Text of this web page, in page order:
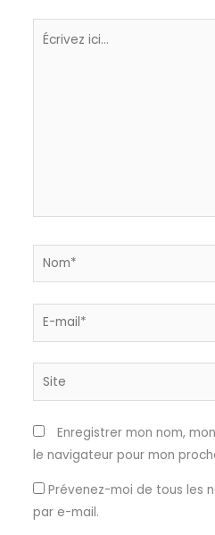
Écrivez
Nom*
E-
Site
Enregistrer mon nom,
le navigateur pour mon
Prévenez-moi de tous les
par e-mail.